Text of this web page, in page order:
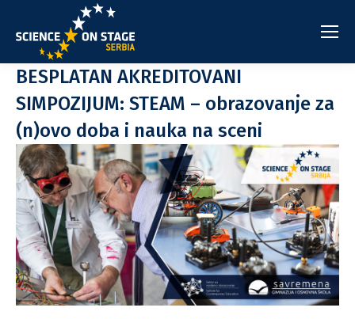
BESPLATAN AKREDITOVANI
SIMPOZIJUM: STEAM – obrazovanje za
(n)ovo doba i nauka na sceni